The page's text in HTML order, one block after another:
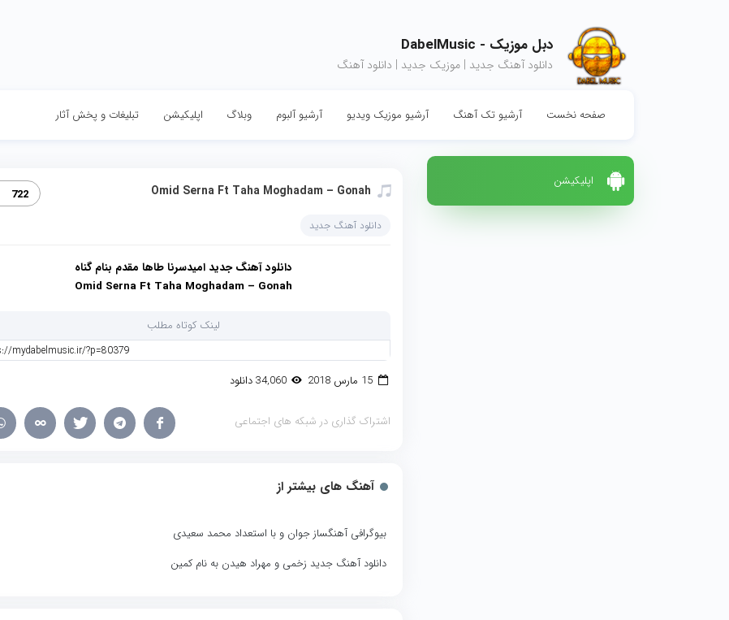
دبل موزیک - DabelMusic
دانلود آهنگ جدید | موزیک جدید | دانلود آهنگ
صفحه نخست آرشیو تک آهنگ آرشیو موزیک ویدیو آرشیو آلبوم وبلاگ اپلیکیشن تبلیغات و پخش آثار
اپلیکیشن
Omid Serna Ft Taha Moghadam – Gonah‏
722
دانلود آهنگ جدید
دانلود آهنگ جدید امیدسرنا طاها مقدم بنام گناه
Omid Serna Ft Taha Moghadam – Gonah
لینک کوتاه مطلب
15 مارس 2018 34,060 دانلود
اشتراک گذاری در شبکه های اجتماعی
آهنگ های بیشتر از
بیوگرافی آهنگساز جوان و با استعداد محمد سعیدی
دانلود آهنگ جدید زخمی و مهراد هیدن به نام کمین